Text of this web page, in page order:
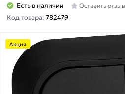
Есть в наличии Оставить отзыв
Код товара:782479
Акция